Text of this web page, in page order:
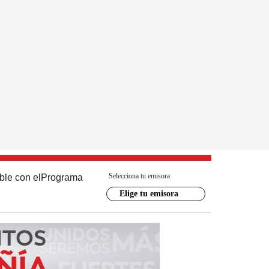
con el Programa Selecciona tu emisora
Elige tu emisora